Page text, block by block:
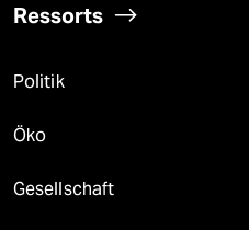
Ressorts
Politik
Öko
Gesellschaft